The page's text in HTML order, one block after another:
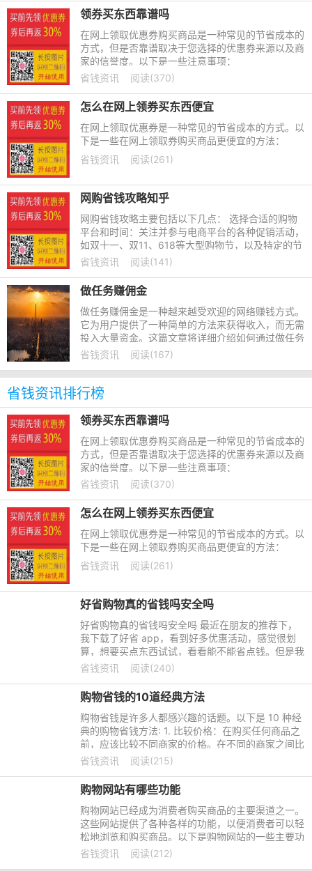
领券买东西靠谱吗
在网上领取优惠券购买商品是一种常见的节省成本的
方式，但是否靠谱取决于您选择的优惠券来源以及商
家的信誉度。以下是一些注意事项：
省钱资讯
阅读(370)
怎么在网上领券买东西便宜
在网上领取优惠券是一种常见的节省成本的方式。以
下是一些在网上领取券购买商品更便宜的方法：
省钱资讯
阅读(261)
网购省钱攻略知乎
网购省钱攻略主要包括以下几点： 选择合适的购物
平台和时间：关注并参与电商平台的各种促销活动，
如双十一、双11、618等大型购物节，以及特定的节
日或季节活动，这些活动通常会提供较大的折扣和优
省钱资讯 阅读(141)
做任务赚佣金
做任务赚佣金是一种越来越受欢迎的网络赚钱方式。
它为用户提供了一种简单的方法来获得收入，而无需
投入大量资金。这篇文章将详细介绍如何通过做任务
来赚取佣金，以及如何最大限度地利用这种赚钱方
省钱资讯 阅读(167)
省钱资讯排行榜
领券买东西靠谱吗
在网上领取优惠券购买商品是一种常见的节省成本的
方式，但是否靠谱取决于您选择的优惠券来源以及商
家的信誉度。以下是一些注意事项：
省钱资讯
阅读(370)
怎么在网上领券买东西便宜
在网上领取优惠券是一种常见的节省成本的方式。以
下是一些在网上领取券购买商品更便宜的方法：
省钱资讯
阅读(261)
好省购物真的省钱吗安全吗
好省购物真的省钱吗安全吗 最近在朋友的推荐下，
我下载了好省 app，看到好多优惠活动，感觉很划
算，想要买点东西试试，看看能不能省点钱。但是我
是第一次下载这个软件，也不知道它是个什么东西，
省钱资讯 阅读(240)
购物省钱的10道经典方法
购物省钱是许多人都感兴趣的话题。以下是 10 种经
典的购物省钱方法: 1. 比较价格：在购买任何商品之
前，应该比较不同商家的价格。在不同的商家之间比
较价格可以找出最好的优惠。
省钱资讯 阅读(215)
购物网站有哪些功能
购物网站已经成为消费者购买商品的主要渠道之一。
这些网站提供了各种各样的功能，以便消费者可以轻
松地浏览和购买商品。以下是购物网站的一些主要功
能。
省钱资讯 阅读(212)